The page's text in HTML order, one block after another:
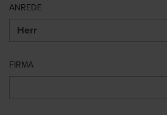
ANREDE
FIRMA